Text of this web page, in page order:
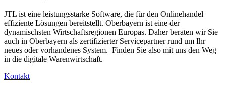
JTL ist eine leistungsstarke Software, die für den Onlinehandel
effiziente Lösungen bereitstellt. Oberbayern ist eine der
dynamischsten Wirtschaftsregionen Europas. Daher beraten wir Sie
auch in Oberbayern als zertifizierter Servicepartner rund um Ihr
neues oder vorhandenes System. Finden Sie also mit uns den Weg
in die digitale Warenwirtschaft.
Kontakt